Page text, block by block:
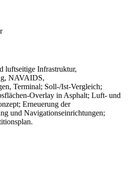
luftseitige Infrastruktur,
NAVAIDS,
Terminal; Soll-/Ist-Vergleich;
Overlay in Asphalt; Luft- und
Erneuerung der
und Navigationseinrichtungen;